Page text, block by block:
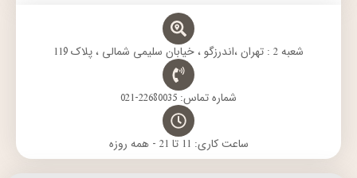
شعبه 2 : تهران ،اندرزگو ، خیابان سلیمی شمالی ، پلاک 119
شماره تماس: 22680035-021
ساعت کاری: 11 تا 21 - همه روزه